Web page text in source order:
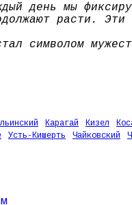
день мы
расти. Эти
символом
Карагай Кизел
Усть-Кишерть Чайковский